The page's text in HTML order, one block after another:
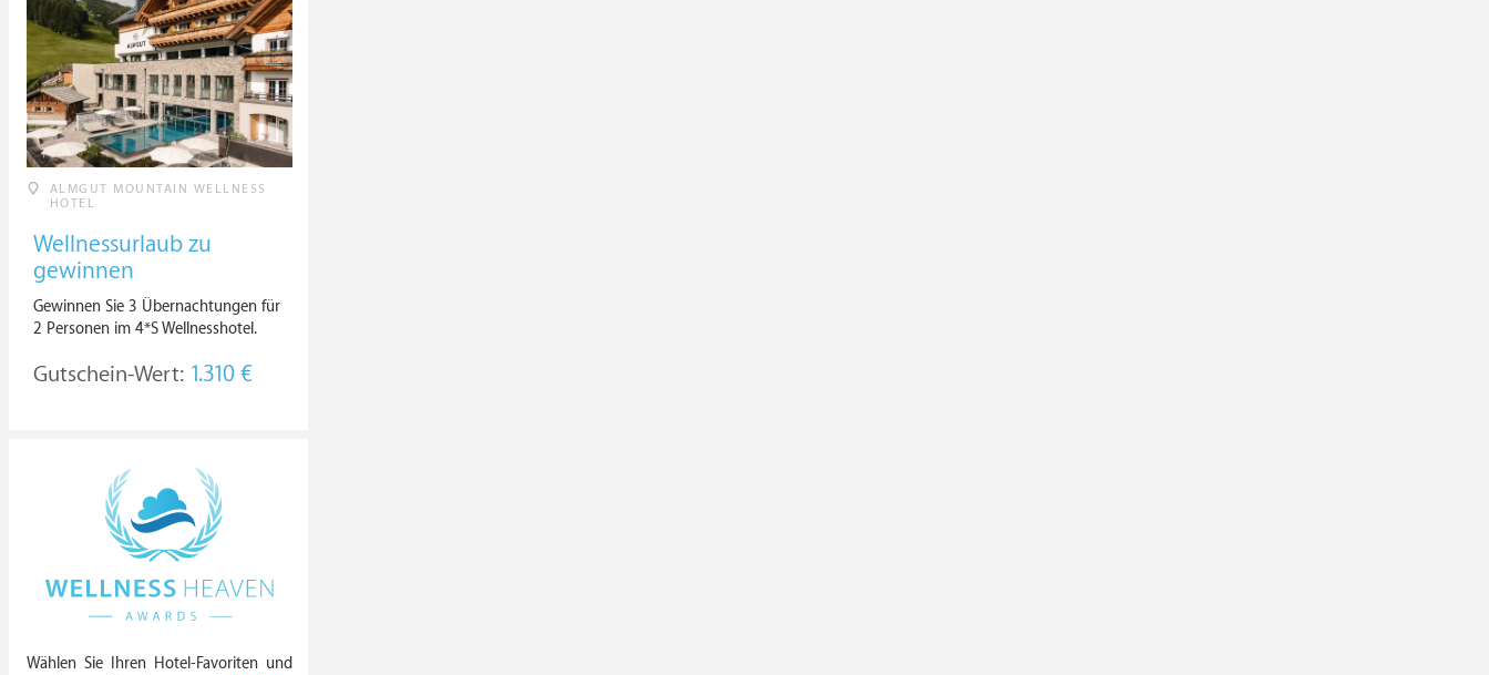
ALMGUT MOUNTAIN WELLNESS
HOTEL
Wellnessurlaub zu
gewinnen
Gewinnen Sie 3 Übernachtungen für
2 Personen im 4*S Wellnesshotel.
Gutschein-Wert: 1.310 €
Wählen Sie Ihren Hotel-Favoriten und